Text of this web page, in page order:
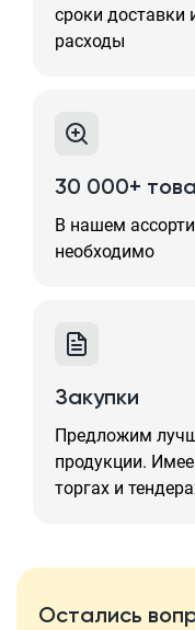
сроки доставки
расходы
30 000+
В нашем
необходимо
Закупки
Предложим
продукции.
торгах и
Остались